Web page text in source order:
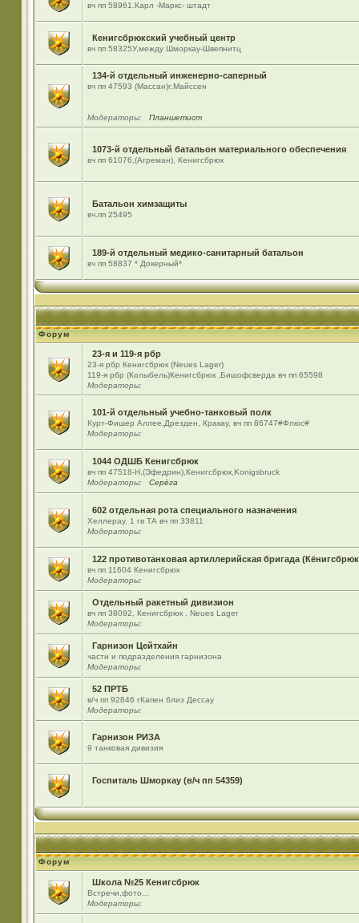
вч пп 58961.Карл -Маркс- штадт
Кенигсбрюкский учебный центр
вч пп 58325У,между Шморкау-Швепнитц
134-й отдельный инженерно-саперный
вч пп 47593 (Массан)г.Майссен
Модераторы: Планшетист
1073-й отдельный батальон материального обеспечения
вч пп 61076,(Агреман), Кенигсбрюк
Батальон химзащиты
вч.пп 25495
189-й отдельный медико-санитарный батальон
вч пп 58837 * Докерный*
Форум
23-я и 119-я рбр
23-я рбр Кенигсбрюк (Neues Lager)
119-я рбр (Колыбель)Кенигсбрюк ,Бишофсверда вч пп 65598
Модераторы:
101-й отдельный учебно-танковый полк
Курт-Фишер Аллее,Дрезден, Кракау, вч пп 86747#Флюс#
Модераторы:
1044 ОДШБ Кенигсбрюк
вч пп 47518-Н,(Эфедрин),Кенигсбрюк,Konigsbruck
Модераторы:
Серёга
602 отдельная рота специального назначения
Хеллерау. 1 гв ТА вч пп 33811
Модераторы:
122 противотанковая артиллерийская бригада
вч пп 11604 Кенигсбрюк
Модераторы:
Отдельный ракетный дивизион
вч пп 38092, Кенигсбрюк , Neues Lager
Модераторы:
Гарнизон Цейтхайн
части и подразделения гарнизона
Модераторы:
52 ПРТБ
в/ч пп 92846 гКапен близ Дессау
Модераторы:
Гарнизон РИЗА
9 танковая дивизия
Госпиталь Шморкау (в/ч пп 54359)
Форум
Школа №25 Кенигсбрюк
Встречи,фото...
Модераторы: